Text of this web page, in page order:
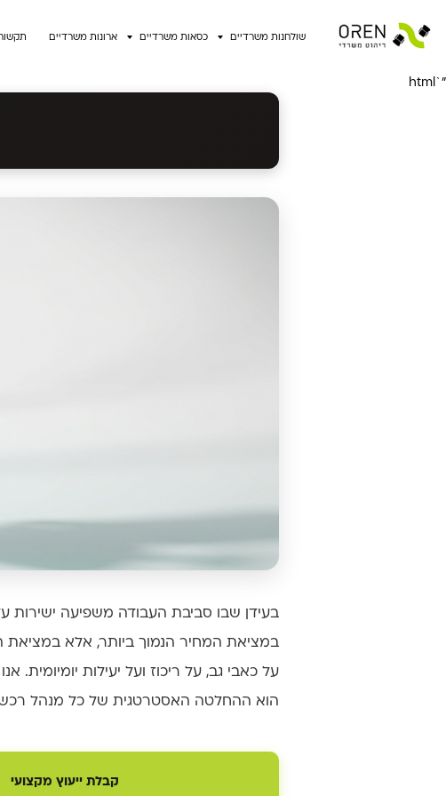
שולחנות משרדיים כסאות משרדיים ארונות משרדיים
"`html
בעידן שבו סביבת העבודה משפיעה ישירות
במציאת המחיר הנמוך ביותר, אלא במציאת
הוא ההחלטה האסטרטגית של כל מנהל
קבלת ייעוץ מקצועי